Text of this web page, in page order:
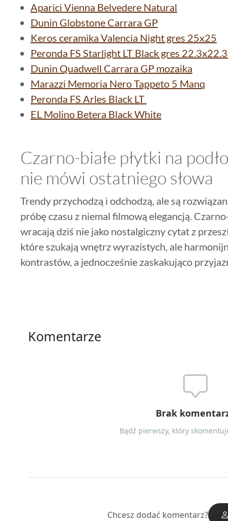
Aparici Vienna Belvedere Natural
Dunin Globstone Carrara GP
Keros ceramika Valencia Night gres 25x25
Peronda FS Starlight LT Black gres
Dunin Quadwell Carrara GP mozaika
Marazzi Memoria Nero Tappeto 5 Manq
Peronda FS Arles Black LT
EL Molino Betera Black White
Czarno-białe płytki na
nie mówi ostatniego słowa
Trendy przychodzą i odchodzą, ale są
próbę czasu z niemal filmową elegancją.
wracają dziś nie jako nostalgiczny cytat z
które szukają wnętrz wyrazistych, ale
kontrastów, a jednocześnie zaskakująco
Komentarze
Brak
Bądź pierwszy, który
Chcesz dodać komentarz?